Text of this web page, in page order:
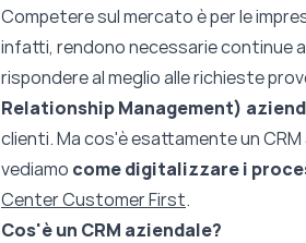
Competere sul mercato è per le
infatti, rendono necessarie continue
rispondere al meglio alle richieste
Relationship Management)
clienti. Ma cos'è esattamente un
vediamo come digitalizzare i
Center Customer First.
Cos'è un CRM aziendale?